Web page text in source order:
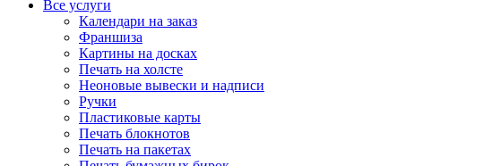
Все услуги
Календари на заказ
Франшиза
Картины на досках
Печать на холсте
Неоновые вывески и надписи
Ручки
Пластиковые карты
Печать блокнотов
Печать на пакетах